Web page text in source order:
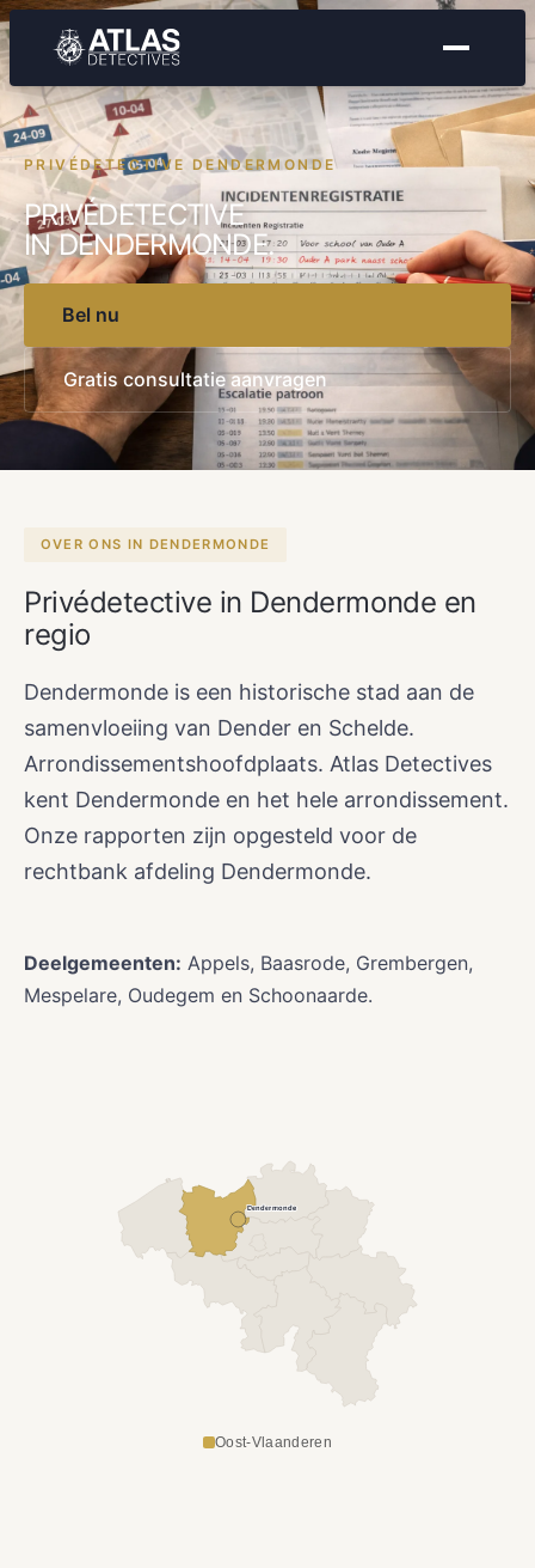
PRIVÉDETECTIVE DENDERMONDE
PRIVÉDETECTIVE
IN DENDERMONDE.
Bel nu
Gratis consultatie aanvragen
OVER ONS IN DENDERMONDE
Privédetective in Dendermonde en
regio
Dendermonde is een historische stad aan de
samenvloeiing van Dender en Schelde.
Arrondissementshoofdplaats. Atlas Detectives
kent Dendermonde en het hele arrondissement.
Onze rapporten zijn opgesteld voor de
rechtbank afdeling Dendermonde.
Deelgemeenten: Appels, Baasrode, Grembergen,
Mespelare, Oudegem en Schoonaarde.
Dendermonde
Oost-Vlaanderen